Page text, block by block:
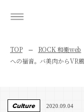
TOP ROCK 和樂web
への福音。バ美肉からVR
Culture 2020.09.04